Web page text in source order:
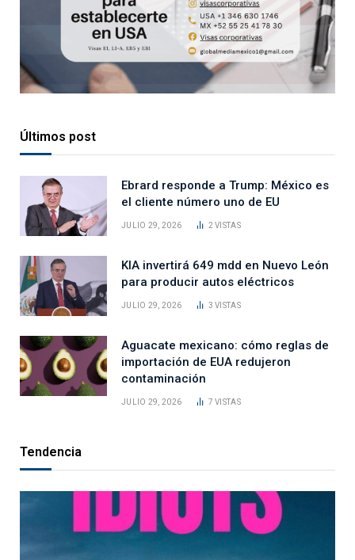
Últimos post
Ebrard responde a Trump: México es
el cliente número uno de EU
JULIO 29, 2026 2VISTAS
KIA invertirá 649 mdd en Nuevo León
para producir autos eléctricos
JULIO 29, 2026 3VISTAS
Aguacate mexicano: cómo reglas de
importación de EUA redujeron
contaminación
JULIO 29, 2026 7VISTAS
Tendencia